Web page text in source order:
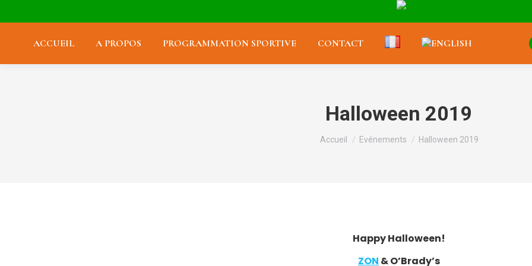
ACCUEIL A PROPOS PROGRAMMATION SPORTIVE CONTACT
Halloween 2019
Vous êtes ici :
Accueil Evénements Halloween 2019
Happy Halloween!
ZON & O’Brady’s